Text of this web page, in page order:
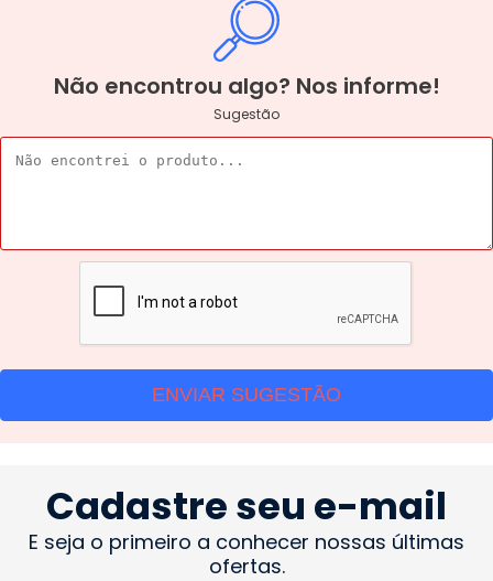
Não encontrou algo? Nos informe!
Sugestão
ENVIAR SUGESTÃO
Cadastre seu e-mail
E seja o primeiro a conhecer nossas últimas
ofertas.